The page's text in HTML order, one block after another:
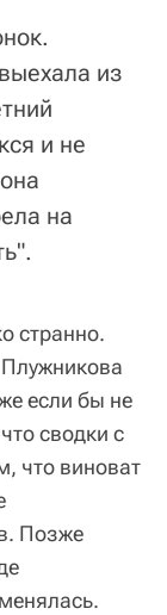
из
и не
на
странно.
если бы не
сводки с
что виноват
Позже